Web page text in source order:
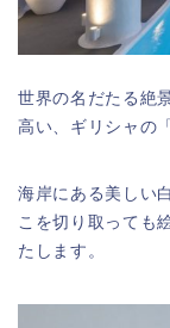
世界の名だたる絶
高い、ギリシャの
海岸にある美しい
こを切り取っても
たします。